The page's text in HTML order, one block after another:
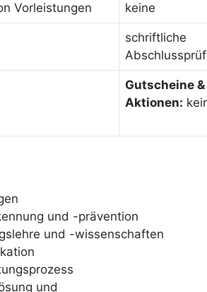
Vorleistungen keine
schriftliche
Gutscheine &
Aktionen:
und -prävention
und -wissenschaften
und